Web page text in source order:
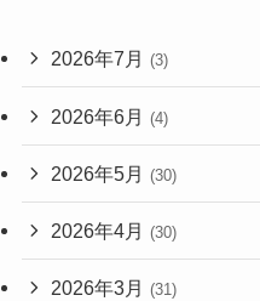
2026年7月 (3)
2026年6月 (4)
2026年5月 (30)
2026年4月 (30)
2026年3月 (31)